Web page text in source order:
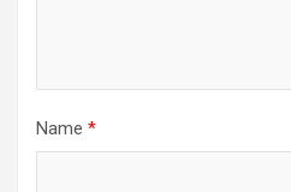
Name *